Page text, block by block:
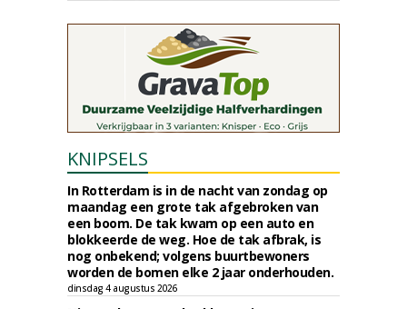
KNIPSELS
In Rotterdam is in de nacht van zondag op
maandag een grote tak afgebroken van
een boom. De tak kwam op een auto en
blokkeerde de weg. Hoe de tak afbrak, is
nog onbekend; volgens buurtbewoners
worden de bomen elke 2 jaar onderhouden.
dinsdag 4 augustus 2026